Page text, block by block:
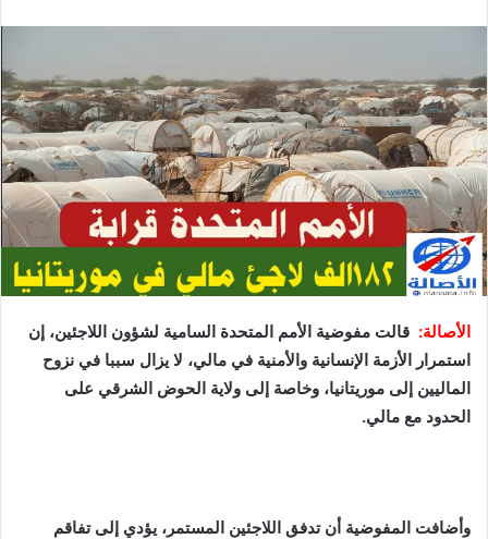
الأصالة: قالت مفوضية الأمم المتحدة السامية لشؤون اللاجئين، إن
استمرار الأزمة الإنسانية والأمنية في مالي، لا يزال سببا في نزوح
الماليين إلى موريتانيا، وخاصة إلى ولاية الحوض الشرقي على
الحدود مع مالي.
وأضافت المفوضية أن تدفق اللاجئين المستمر، يؤدي إلى تفاقم